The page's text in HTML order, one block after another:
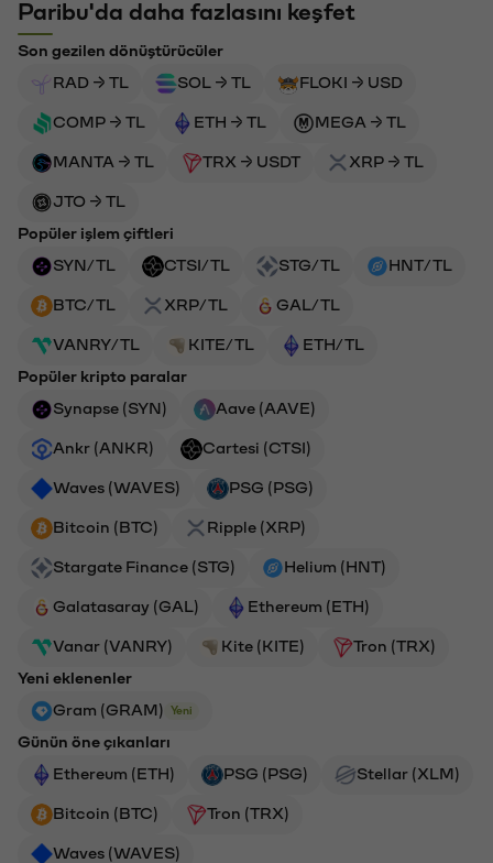
Paribu'da daha fazlasını keşfet
Son gezilen dönüştürücüler
RAD → TL
SOL → TL FLOKI → USD
COMP → TL ETH → TL MEGA → TL
MANTA → TL TRX → USDT XRP → TL
JTO → TL
Popüler işlem çiftleri
SYN/TL
CTSI/TL STG/TL HNT/TL
BTC/TL XRP/TL GAL/TL
VANRY/TL KITE/TL
ETH/TL
Popüler kripto paralar
Synapse (SYN)
Aave (AAVE)
Ankr (ANKR) Cartesi (CTSI)
Waves (WAVES) PSG (PSG)
Bitcoin (BTC) Ripple (XRP)
Stargate Finance (STG) Helium (HNT)
Galatasaray (GAL) Ethereum (ETH)
Vanar (VANRY) Kite (KITE)
Tron (TRX)
Yeni eklenenler
Gram (GRAM)
Yeni
Günün öne çıkanları
Ethereum (ETH)
PSG (PSG) Stellar (XLM)
Bitcoin (BTC) Tron (TRX)
Waves (WAVES)